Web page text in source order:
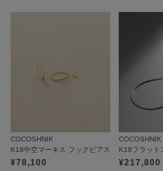
COCOSHNIK
K18中空マーキス フックピアス
¥78,100
COCOSHNIK
¥217,800